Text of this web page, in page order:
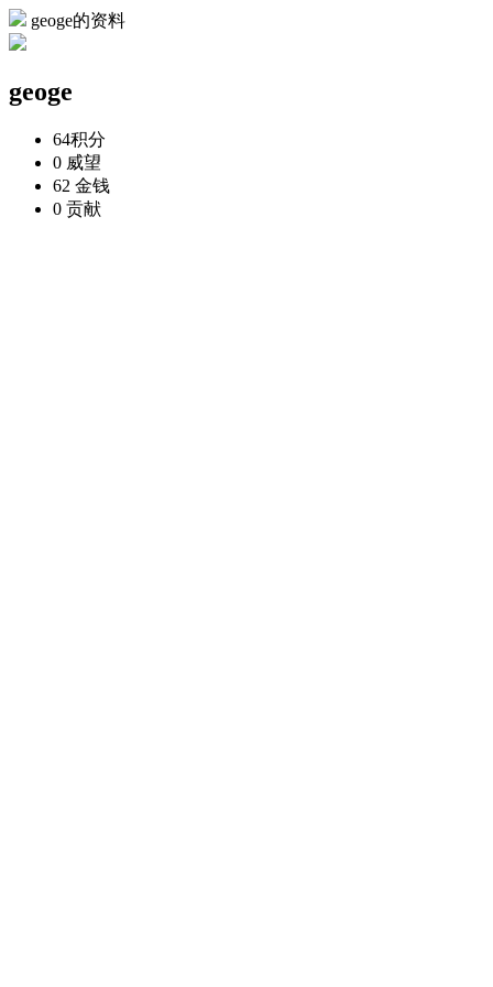
geoge的资料
geoge
64积分
0 威望
62 金钱
0 贡献